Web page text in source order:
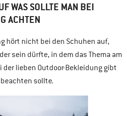
WAS SOLLTE MAN BEI
ACHTEN
hört nicht bei den Schuhen auf,
sein dürfte, in dem das Thema am
lieben Outdoor-Bekleidung gibt
sollte.